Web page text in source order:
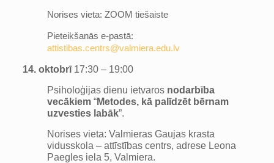
Norises vieta: ZOOM tiešaiste
Pieteikšanās e-pastā:
attistibas.centrs@valmiera.edu.lv
14. oktobrī17:30 – 19:00
Psiholoģijas dienu ietvaros nodarbība
vecākiem“Metodes, kā palīdzēt bērnam
uzvesties labāk”.
Norises vieta: Valmieras Gaujas krasta
vidusskola – attīstības centrs, adrese Leona
Paegles iela 5, Valmiera.